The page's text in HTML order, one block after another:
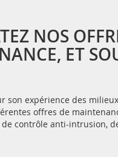
NOS
ET
son expérience des
offres de
de contrôle anti-intrusion,